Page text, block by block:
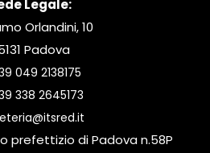
Legale:
Orlandini, 10
Padova
049 2138175
338 2645173
prefettizio di Padova n.58P